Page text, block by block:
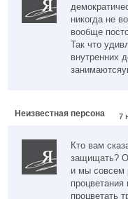
никогда не
вообще
Так что
внутренних
Неизвестная персона 7
Кто вам
защищать?
и мы совсем
процветать